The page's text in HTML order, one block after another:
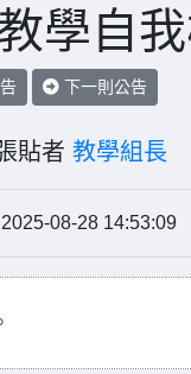
學自
下一則公告
貼者 教學組長
08-28 14:53:09